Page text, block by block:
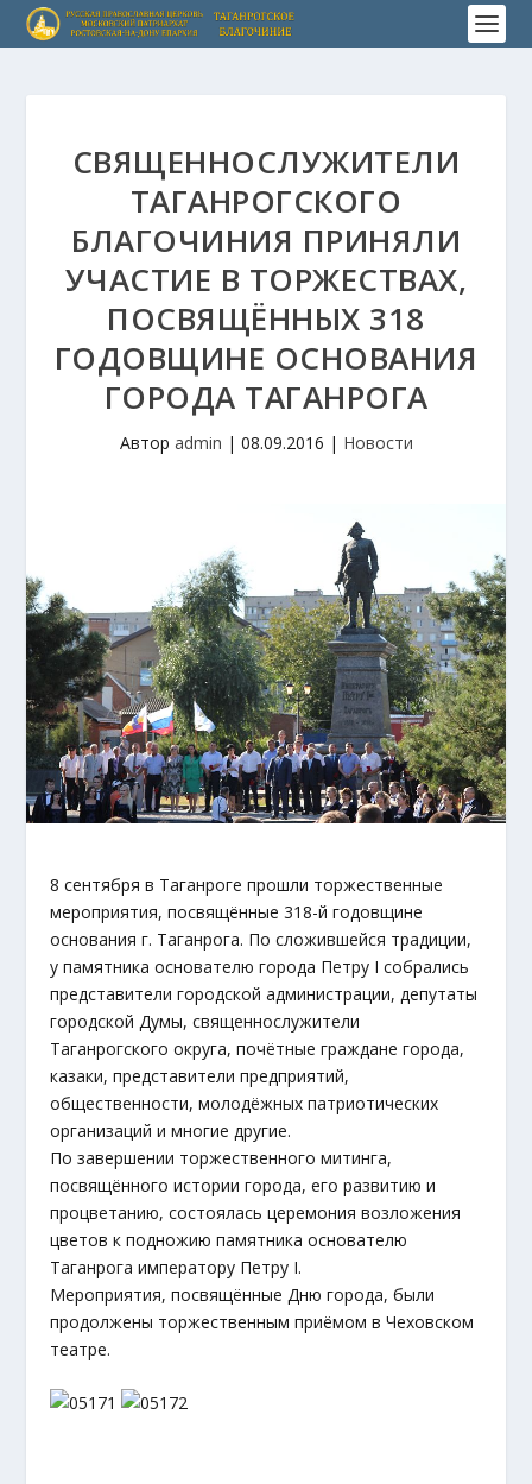
СВЯЩЕННОСЛУЖИТЕЛИ
ТАГАНРОГСКОГО
БЛАГОЧИНИЯ ПРИНЯЛИ
УЧАСТИЕ В ТОРЖЕСТВАХ,
ПОСВЯЩЁННЫХ 318
ГОДОВЩИНЕ ОСНОВАНИЯ
ГОРОДА ТАГАНРОГА
Автор admin | 08.09.2016 | Новости
8 сентября в Таганроге прошли торжественные
мероприятия, посвящённые 318-й годовщине
основания г. Таганрога. По сложившейся традиции,
у памятника основателю города Петру I собрались
представители городской администрации, депутаты
городской Думы, священнослужители
Таганрогского округа, почётные граждане города,
казаки, представители предприятий,
общественности, молодёжных патриотических
организаций и многие другие.
По завершении торжественного митинга,
посвящённого истории города, его развитию и
процветанию, состоялась церемония возложения
цветов к подножию памятника основателю
Таганрога императору Петру I.
Мероприятия, посвящённые Дню города, были
продолжены торжественным приёмом в Чеховском
театре.